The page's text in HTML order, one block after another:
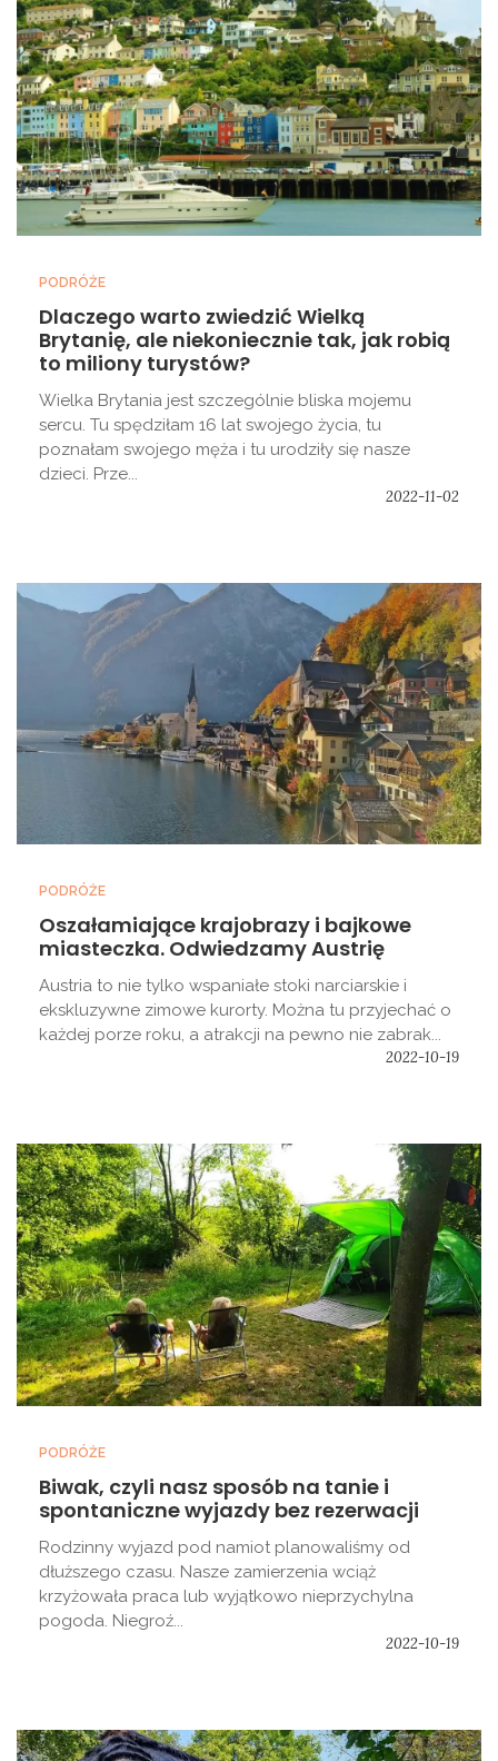
PODRÓŻE
Dlaczego warto zwiedzić Wielką
Brytanię, ale niekoniecznie tak, jak robią
to miliony turystów?
Wielka Brytania jest szczególnie bliska mojemu
sercu. Tu spędziłam 16 lat swojego życia, tu
poznałam swojego męża i tu urodziły się nasze
dzieci. Prze...
2022-11-02
PODRÓŻE
Oszałamiające krajobrazy i bajkowe
miasteczka. Odwiedzamy Austrię
Austria to nie tylko wspaniałe stoki narciarskie i
ekskluzywne zimowe kurorty. Można tu przyjechać o
każdej porze roku, a atrakcji na pewno nie zabrak...
2022-10-19
PODRÓŻE
Biwak, czyli nasz sposób na tanie i
spontaniczne wyjazdy bez rezerwacji
Rodzinny wyjazd pod namiot planowaliśmy od
dłuższego czasu. Nasze zamierzenia wciąż
krzyżowała praca lub wyjątkowo nieprzychylna
pogoda. Niegroź...
2022-10-19